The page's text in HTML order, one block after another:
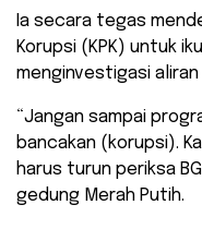
​Ia secara tegas
Korupsi (KPK) untuk
menginvestigasi aliran
“Jangan sampai
bancakan (korupsi).
harus turun periksa
gedung Merah Putih.